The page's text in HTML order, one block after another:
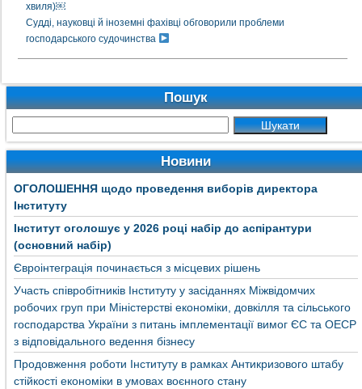
хвиля)￼
Судді, науковці й іноземні фахівці обговорили проблеми
господарського судочинства
Пошук
Новини
ОГОЛОШЕННЯ щодо проведення виборів директора
Інституту
Інститут оголошує у 2026 році набір до аспірантури
(основний набір)
Євроінтеграція починається з місцевих рішень
Участь співробітників Інституту у засіданнях Міжвідомчих
робочих груп при Міністерстві економіки, довкілля та сільського
господарства України з питань імплементації вимог ЄС та ОЕСР
з відповідального ведення бізнесу
Продовження роботи Інституту в рамках Антикризового штабу
стійкості економіки в умовах воєнного стану